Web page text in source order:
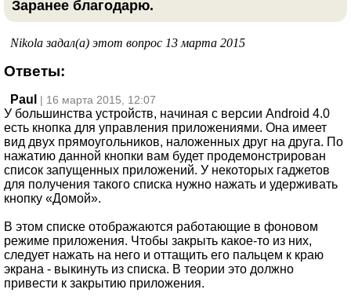
Заранее благодарю.
Nikola задал(а) этот вопрос 13 марта 2015
Ответы:
Paul | 16 марта 2015, 12:07
У большинства устройств, начиная с версии Android 4.0
есть кнопка для управления приложениями. Она имеет
вид двух прямоугольников, наложенных друг на друга. По
нажатию данной кнопки вам будет продемонстрирован
список запущенных приложений. У некоторых гаджетов
для получения такого списка нужно нажать и удерживать
кнопку «Домой».
В этом списке отображаются работающие в фоновом
режиме приложения. Чтобы закрыть какое-то из них,
следует нажать на него и оттащить его пальцем к краю
экрана - выкинуть из списка. В теории это должно
привести к закрытию приложения.